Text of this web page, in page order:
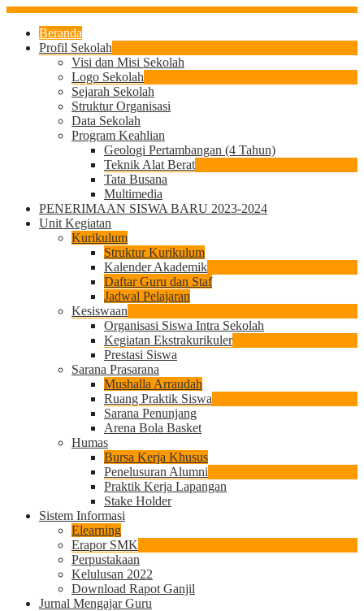
Beranda
Profil Sekolah
Visi dan Misi Sekolah
Logo Sekolah
Sejarah Sekolah
Struktur Organisasi
Data Sekolah
Program Keahlian
Geologi Pertambangan (4 Tahun)
Teknik Alat Berat
Tata Busana
Multimedia
PENERIMAAN SISWA BARU 2023-2024
Unit Kegiatan
Kurikulum
Struktur Kurikulum
Kalender Akademik
Daftar Guru dan Staf
Jadwal Pelajaran
Kesiswaan
Organisasi Siswa Intra Sekolah
Kegiatan Ekstrakurikuler
Prestasi Siswa
Sarana Prasarana
Mushalla Arraudah
Ruang Praktik Siswa
Sarana Penunjang
Arena Bola Basket
Humas
Bursa Kerja Khusus
Penelusuran Alumni
Praktik Kerja Lapangan
Stake Holder
Sistem Informasi
Elearning
Erapor SMK
Perpustakaan
Kelulusan 2022
Download Rapot Ganjil
Jurnal Mengajar Guru